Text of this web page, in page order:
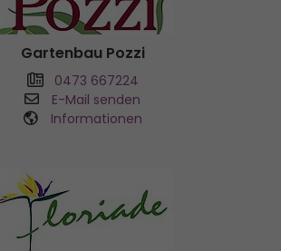
Gartenbau Pozzi
0473 667224
E-Mail senden
Informationen